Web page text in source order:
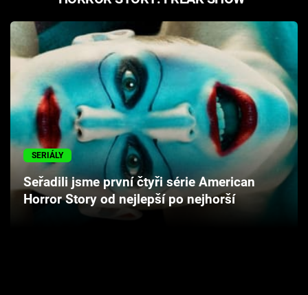
Seriály
Hry
Cool Esport
Pořady
TV Program
Sledujte prima+
SERIÁLY
Seřadili jsme první čtyři série American
Horror Story od nejlepší po nejhorší